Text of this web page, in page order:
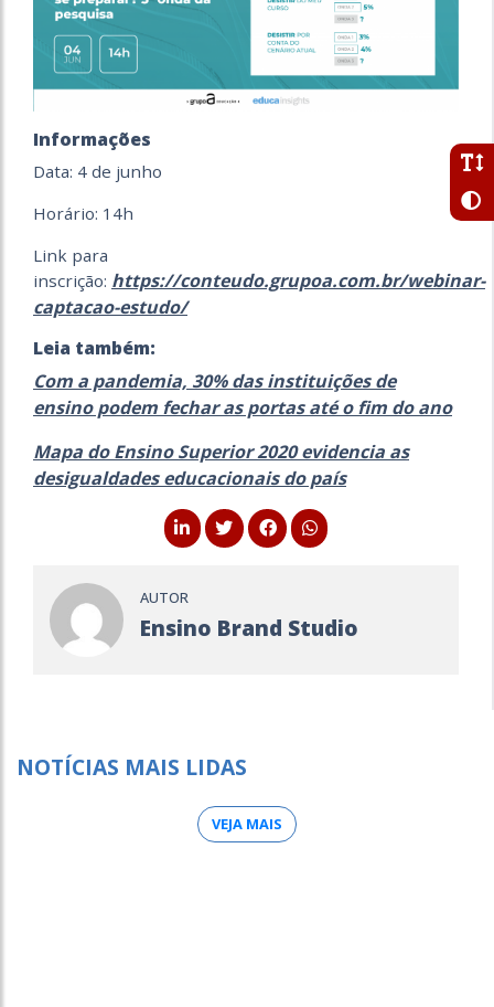
Informações
Data: 4 de junho
Horário: 14h
Link para
inscrição: https://conteudo.grupoa.com.br/webinar-
captacao-estudo/
Leia também:
Com a pandemia, 30% das instituições de
ensino podem fechar as portas até o fim do ano
Mapa do Ensino Superior 2020 evidencia as
desigualdades educacionais do país
AUTOR
Ensino Brand Studio
NOTÍCIAS MAIS LIDAS
VEJA MAIS